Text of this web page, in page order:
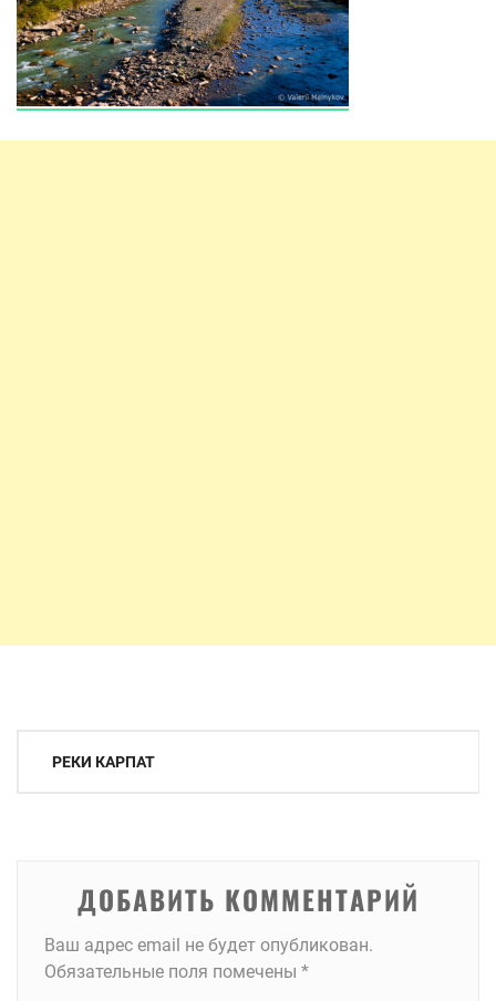
Навигация
РЕКИ КАРПАТ
ДОБАВИТЬ КОММЕНТАРИЙ
Ваш адрес email не будет опубликован.
Обязательные поля помечены *